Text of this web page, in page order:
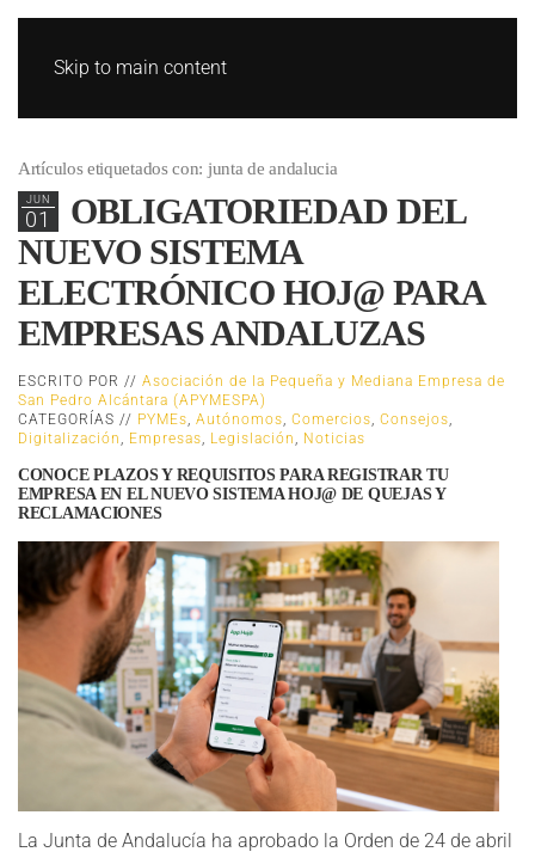
Skip to main content
Artículos etiquetados con: junta de andalucia
JUN
01
OBLIGATORIEDAD DEL
NUEVO SISTEMA
ELECTRÓNICO HOJ@ PARA
EMPRESAS ANDALUZAS
ESCRITO POR // Asociación de la Pequeña y Mediana Empresa de
San Pedro Alcántara (APYMESPA)
CATEGORÍAS // PYMEs Autónomos Comercios Consejos
Digitalización
Empresas Legislación Noticias
CONOCE PLAZOS Y REQUISITOS PARA REGISTRAR TU
EMPRESA EN EL NUEVO SISTEMA HOJ@ DE QUEJAS Y
RECLAMACIONES
La Junta de Andalucía ha aprobado la Orden de 24 de abril